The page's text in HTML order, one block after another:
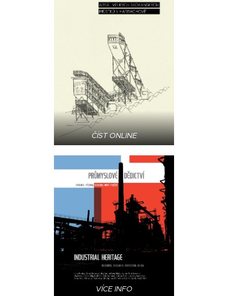
ČÍST ONLINE
VÍCE INFO